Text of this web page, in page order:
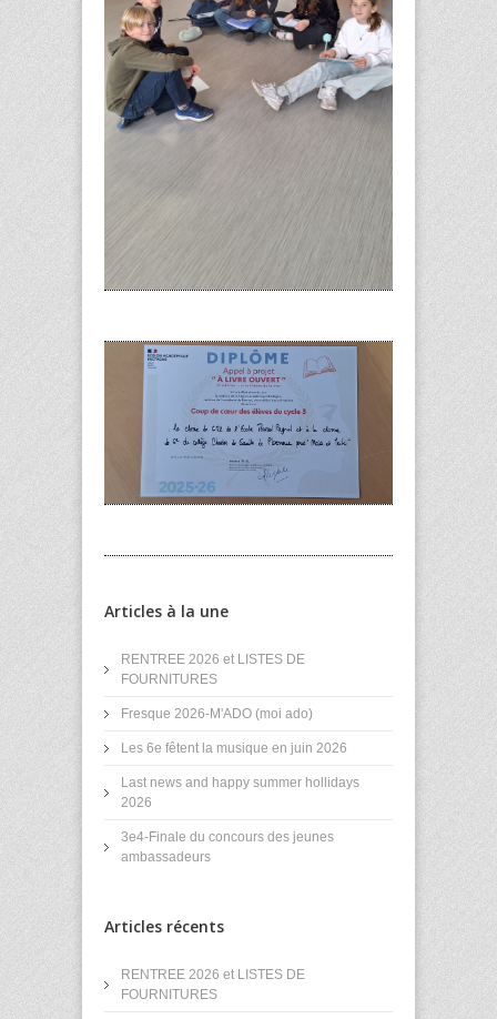
Articles à la une
RENTREE 2026 et LISTES DE
FOURNITURES
Fresque 2026-M'ADO (moi ado)
Les 6e fêtent la musique en juin 2026
Last news and happy summer hollidays
2026
3e4-Finale du concours des jeunes
ambassadeurs
Articles récents
RENTREE 2026 et LISTES DE
FOURNITURES